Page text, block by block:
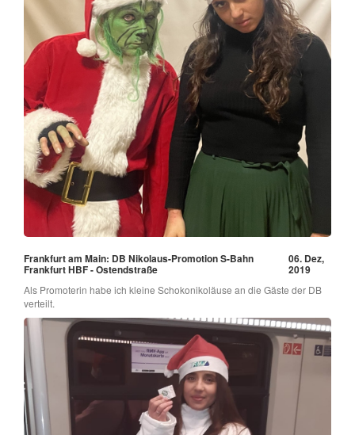
Frankfurt am Main: DB Nikolaus-Promotion S-Bahn
Frankfurt HBF - Ostendstraße
06. Dez,
2019
Als Promoterin habe ich kleine Schokonikoläuse an die Gäste der DB
verteilt.